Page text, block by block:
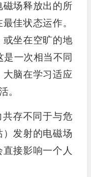
场释放出的所
佳状态运作。
坐在空旷的地
一次相当不同
脑在学习适应
。
存不同于与危
发射的电磁场
接影响一个人